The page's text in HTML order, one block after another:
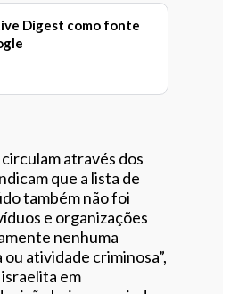
Digest como fonte
através dos
que a lista de
também não foi
e organizações
nenhuma
atividade criminosa”,
em